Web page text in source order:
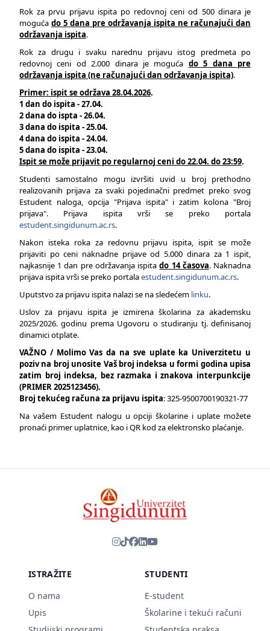
Rok za prvu prijavu ispita po redovnoj ceni od 500 dinara je
moguća do 5 dana pre održavanja ispita ne računajući dan
održavanja ispita.
Rok za drugu i svaku narednu prijavu istog predmeta po
redovnoj ceni od 2.000 dinara je moguća do 5 dana pre
održavanja ispita (ne računajući dan održavanja ispita).
Primer: ispit se održava 28.04.2026.
1 dan do ispita - 27.04.
2 dana do ispta - 26.04.
3 dana do ispita - 25.04.
4 dana do ispita - 24.04.
5 dana do ispita - 23.04.
Ispit se može prijavit po regularnoj ceni do 22.04. do 23:59.
Studenti samostalno mogu izvršiti uvid u broj prethodno
realizovanih prijava za svaki pojedinačni predmet preko svog
Estudent naloga, opcija "Prijava ispita" i zatim kolona "Broj
prijava". Prijava ispita vrši se preko portala
estudent.singidunum.ac.rs.
Nakon isteka roka za redovnu prijavu ispita, ispit se može
prijaviti po ceni naknadne prijave od 5.000 dinara za 1 ispit,
najkasnije 1 dan pre održavanja ispitado 14 časova. Naknadna
prijava ispita vrši se preko portalaestudent.singidunum.ac.rs.
Uputstvo za prijavu ispita nalazi se na sledećem linku.
Uslov za prijavu ispita je izmirena školarina za akademsku
2025/2026. godinu prema Ugovoru o studiranju tj. definisanoj
dinamici otplate.
VAŽNO / Molimo Vas da na sve uplate ka Univerzitetu u
poziv na broj unosite Vaš broj indeksa u formi godina upisa
zatim broj indeksa, bez razmaka i znakova interpunkcije
(PRIMER 2025123456).
Broj tekućeg računa za prijavu ispita: 325-9500700190321-77
Na vašem Estudent nalogu u opciji školarine i uplate možete
pronaći primer uplatnice, kao i QR kod za elektronsko plaćanje.
ISTRAŽITE
O nama
Upis
STUDENTI
E-student
Školarine i tekući računi